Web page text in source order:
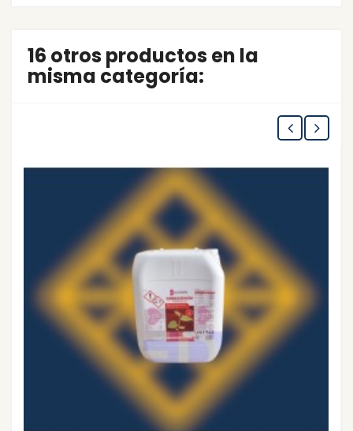
16 otros productos en la
misma categoría: